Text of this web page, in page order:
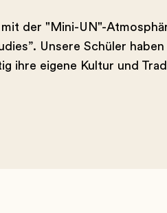
der "Mini-UN"-
Unsere Schüler
ihre eigene Kultur und